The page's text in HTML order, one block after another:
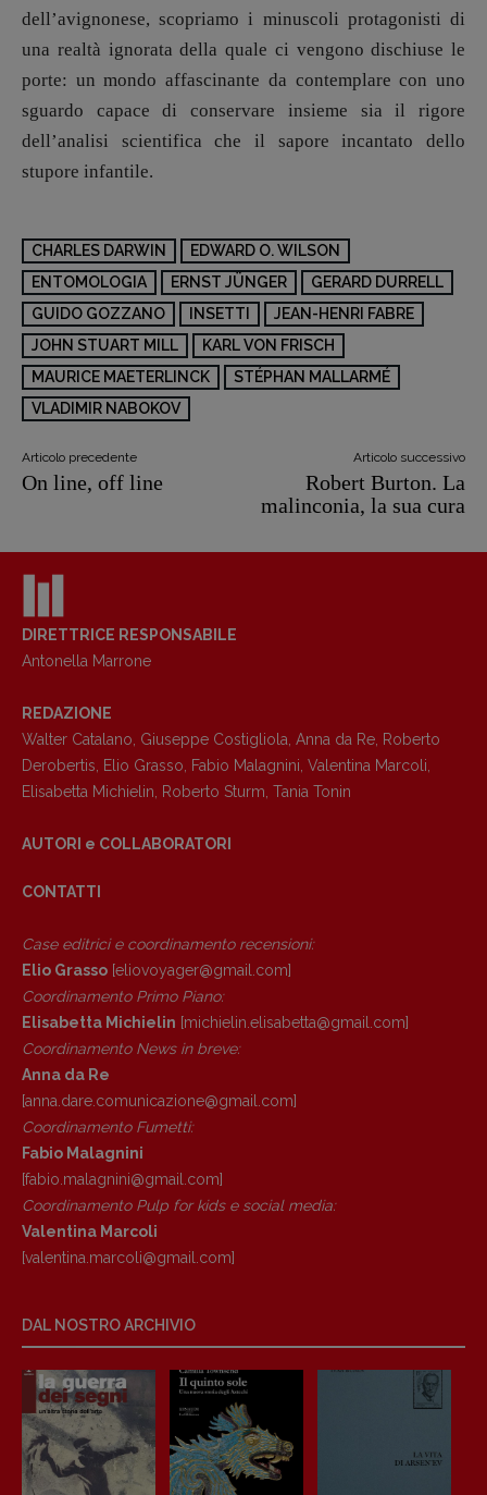
Copyright © 2018 – 2023 Pulp Magazine –
Tribunale Milano n° 5864/2023 – cod. fis.
97943720157 –Privacy
dell’avignonese, scopriamo i minuscoli protagonisti di
una realtà ignorata della quale ci vengono dischiuse le
porte: un mondo affascinante da contemplare con uno
sguardo capace di conservare insieme sia il rigore
dell’analisi scientifica che il sapore incantato dello
stupore infantile.
CHARLES DARWIN
EDWARD O. WILSON
ENTOMOLOGIA
ERNST JÜNGER
GERARD DURRELL
GUIDO GOZZANO
INSETTI
JEAN-HENRI FABRE
JOHN STUART MILL
KARL VON FRISCH
MAURICE MAETERLINCK
STÉPHAN MALLARMÉ
VLADIMIR NABOKOV
Articolo precedente
On line, off line
Articolo successivo
Robert Burton. La
malinconia, la sua cura
DIRETTRICE RESPONSABILE
Antonella Marrone
REDAZIONE
Walter Catalano Giuseppe Costigliola Anna da Re Roberto
Derobertis
Elio Grasso Fabio Malagnini Valentina Marcoli
Elisabetta Michielin
Roberto Sturm Tania Tonin
AUTORI e COLLABORATORI
CONTATTI
Case editrici e coordinamento recensioni:
Elio Grasso [eliovoyager@gmail.com]
Coordinamento Primo Piano:
Elisabetta Michielin [michielin.elisabetta@gmail.com]
Coordinamento News in breve:
Anna da Re
[anna.dare.comunicazione@gmail. com]
Coordinamento Fumetti:
Fabio Malagnini
[fabio.malagnini@gmail. com]
Coordinamento Pulp for kids e social media:
Valentina Marcoli
[valentina.marcoli@gmail. com]
DAL NOSTRO ARCHIVIO